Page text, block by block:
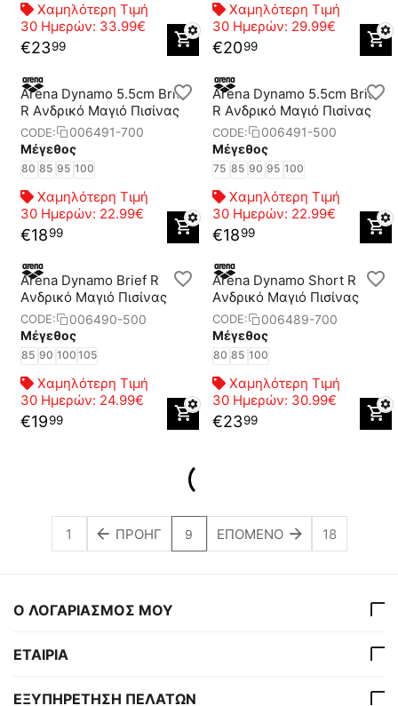
Χαμηλότερη Τιμή
30 Ημερών: 33.99€
€2399
Χαμηλότερη Τιμή
30 Ημερών: 29.99€
€2099
Arena Dynamo 5.5cm Brief
R Aνδρικό Μαγιό Πισίνας
CODE:
006491-700
Μέγεθος
80 85 95 100
Χαμηλότερη Τιμή
30 Ημερών: 22.99€
€1899
Arena Dynamo 5.5cm Brief
R Aνδρικό Μαγιό Πισίνας
CODE:
006491-500
Μέγεθος
75 85 90 95 100
Χαμηλότερη Τιμή
30 Ημερών: 22.99€
€1899
Arena Dynamo Brief R
Aνδρικό Μαγιό Πισίνας
CODE:
006490-500
Μέγεθος
85 90 100 105
Χαμηλότερη Τιμή
30 Ημερών: 24.99€
€1999
Arena Dynamo Short R
Aνδρικό Μαγιό Πισίνας
CODE:
006489-700
Μέγεθος
80 85 100
Χαμηλότερη Τιμή
30 Ημερών: 30.99€
€2399
1 ΠΡΟΗΓ 9 ΕΠΌΜΕΝΟ 18
Ο ΛΟΓΑΡΙΑΣΜΟΣ ΜΟΥ
ΕΤΑΙΡΙΑ
ΕΞΥΠΗΡΕΤΗΣΗ ΠΕΛΑΤΩΝ